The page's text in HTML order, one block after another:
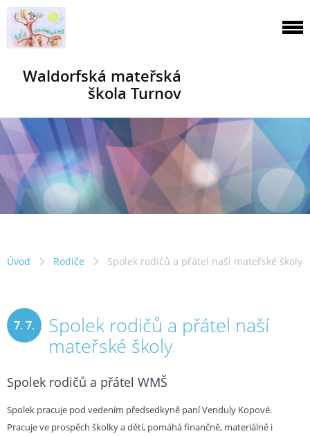
Waldorfská mateřská
škola Turnov
Úvod Rodiče Spolek rodičů a přátel naší mateřské školy
7. 7.
Spolek rodičů a přátel naší
mateřské školy
Spolek rodičů a přátel WMŠ
Spolek pracuje pod vedením předsedkyně paní Venduly Kopové.
Pracuje ve prospěch školky a dětí, pomáhá finančně, materiálně i